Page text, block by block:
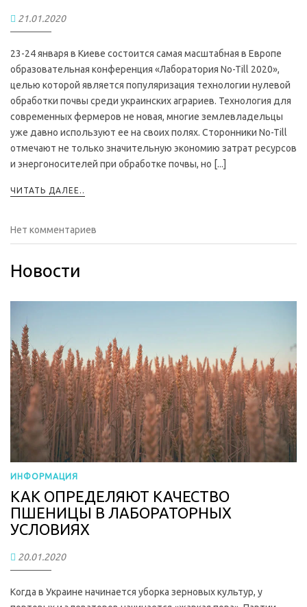
21.01.2020
23-24 января в Киеве состоится самая масштабная в Европе
образовательная конференция «Лаборатория No-Till 2020»,
целью которой является популяризация технологии нулевой
обработки почвы среди украинских аграриев. Технология для
современных фермеров не новая, многие землевладельцы
уже давно используют ее на своих полях. Сторонники No-Till
отмечают не только значительную экономию затрат ресурсов
и энергоносителей при обработке почвы, но [...]
ЧИТАТЬ ДАЛЕЕ..
Нет комментариев
Новости
ИНФОРМАЦИЯ
КАК ОПРЕДЕЛЯЮТ КАЧЕСТВО
ПШЕНИЦЫ В ЛАБОРАТОРНЫХ
УСЛОВИЯХ
20.01.2020
Когда в Украине начинается уборка зерновых культур, у